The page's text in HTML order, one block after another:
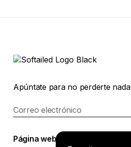
Apúntate para no perderte nada
Correo electrónico
Página web